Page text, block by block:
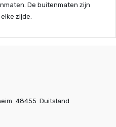
De buitenmaten zijn
zijde.
48455 Duitsland